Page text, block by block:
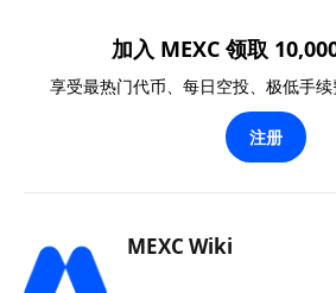
加入 MEXC 领取
享受最热门代币、每日空投、极低手续
注册
MEXC Wiki